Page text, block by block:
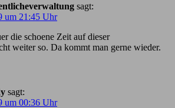
sagt:
um 21:45 Uhr
die schoene Zeit auf dieser
weiter so. Da kommt man gerne wieder.
sagt:
um 00:36 Uhr